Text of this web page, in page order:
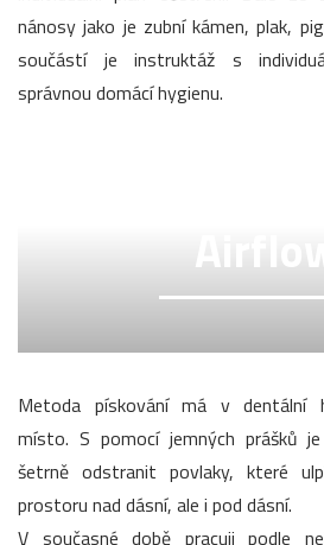
nánosy jako je zubní kámen, plak,
součástí je instruktáž s
správnou domácí hygienu.
Metoda pískování má v dentální
místo. S pomocí jemných prášků
šetrně odstranit povlaky, které
prostoru nad dásní, ale i pod dásní.
V současné době pracuji podle